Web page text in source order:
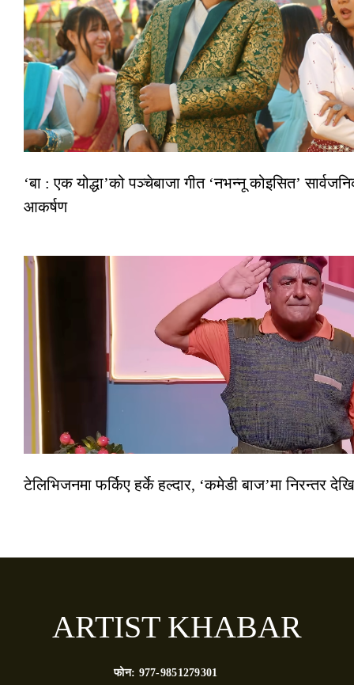
‘बा : एक योद्धा’को पञ्चेबाजा गीत ‘नभन्नू कोइसित’
आकर्षण
टेलिभिजनमा फर्किए हर्के हल्दार, ‘कमेडी बाज’मा निरन्तर
ARTIST KHABAR
फोन: 977-9851279301